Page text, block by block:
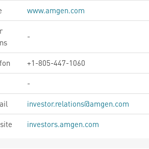
www.amgen.com
-
+1-805-447-1060
-
investor.relations@amgen.com
investors.amgen.com